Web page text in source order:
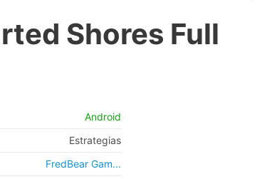
Shores Full
Android
Estrategias
FredBear Gam...